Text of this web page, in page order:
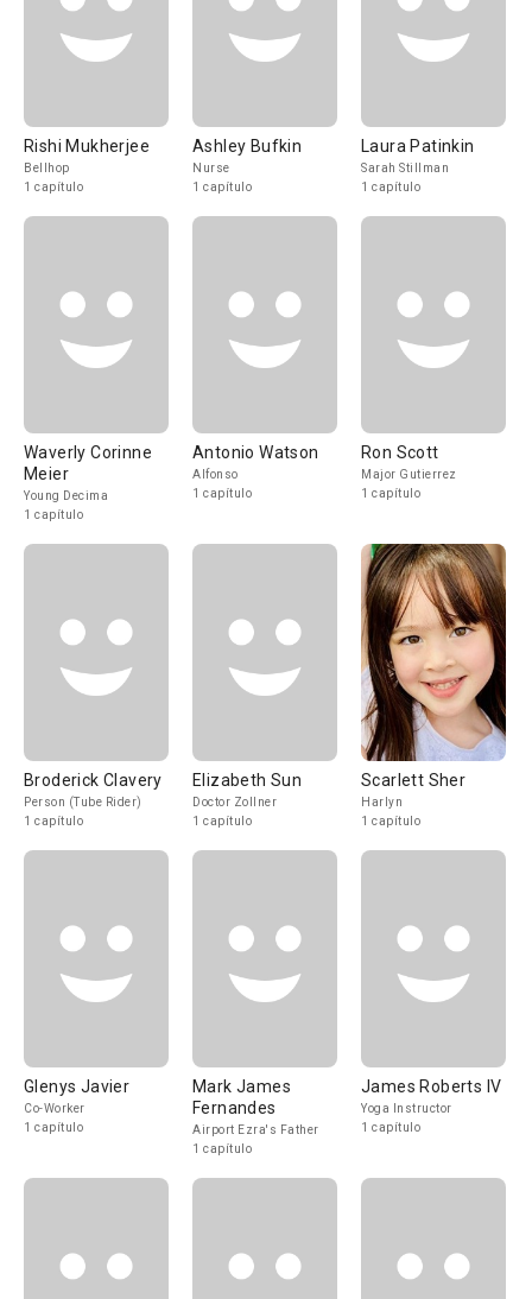
Rishi Mukherjee
Bellhop
1 capítulo
Ashley Bufkin
Nurse
1 capítulo
Laura Patinkin
Sarah Stillman
1 capítulo
Waverly Corinne
Meier
Young Decima
1 capítulo
Antonio Watson
Alfonso
1 capítulo
Ron Scott
Major Gutierrez
1 capítulo
Broderick Clavery
Person (Tube Rider)
1 capítulo
Elizabeth Sun
Doctor Zollner
1 capítulo
Scarlett Sher
Harlyn
1 capítulo
Glenys Javier
Co-Worker
1 capítulo
Mark James
Fernandes
Airport Ezra's Father
1 capítulo
James Roberts IV
Yoga Instructor
1 capítulo